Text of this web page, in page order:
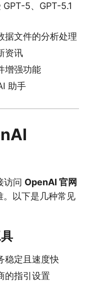
GPT-5、GPT-5.1
据文件的分析处理
资讯
增强功能
助手
访问 OpenAI 官网
。以下是几种常见
稳定且速度快
的指引设置